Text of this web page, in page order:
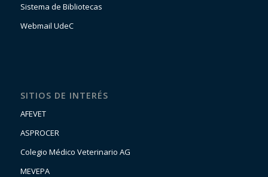
Sistema de Bibliotecas
Webmail UdeC
SITIOS DE INTERÉS
AFEVET
ASPROCER
Colegio Médico Veterinario AG
MEVEPA